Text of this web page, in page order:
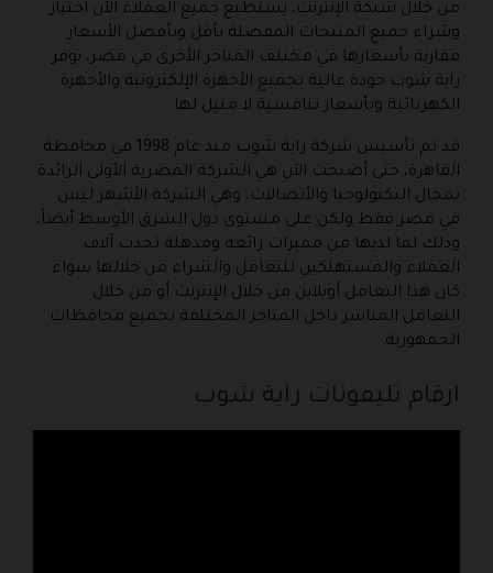
من خلال شبكة الإنترنت، يستطيع جميع العملاء الآن اختيار
وشراء جميع المنتجات المفضلة بأقل وبأفضل الأسعار
مقارنة بأسعارها في مختلف المتاجر الأخرى في مصر، يوفر
راية شوب جودة عالية بجميع الأجهزة الإلكترونية والأجهزة
الكهربائية وبأسعار تنافسية لا مثيل لها.
قد تم تأسيس شركة راية شوب منذ عام 1998 في محافظة
القاهرة، حتى أصبحت الآن هي الشركة المصرية الأولى الرائدة
بمجال التكنولوجيا والأتصالات، وهي الشركة الأشهر ليس
في مصر فقط ولكن على مستوى دول الشرق الأوسط أيضاً،
وذلك لما لديها من مميزات رائعة ومذهلة تجذب آلاف
العملاء والمستهلكين للتعامل والشراء من خلالها سواء
كان هذا التعامل أونلاين من خلال الإنترنت أو من خلال
التعامل المباشر داخل المتاجر المختلفة بجميع محافظات
الجمهورية.
ارقام تليفونات راية شوب